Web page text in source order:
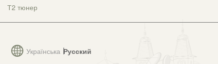
Українська Русский
Т2 тюнер